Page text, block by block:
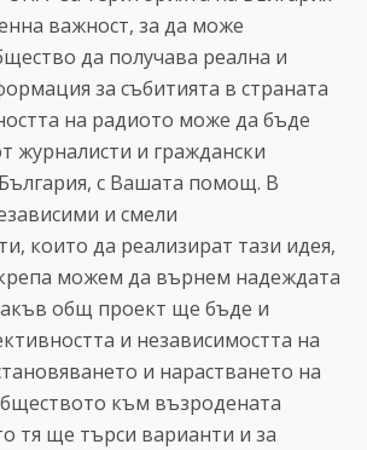
важност, за да може
да получава реална и
за събитията в страната
на радиото може да бъде
журналисти и граждански
с Вашата помощ. В
и смели
които да реализират тази идея,
можем да върнем надеждата
общ проект ще бъде и
и независимостта на
и нарастването на
към възродената
тя ще търси варианти и за